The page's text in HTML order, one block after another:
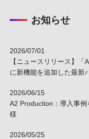
お知らせ
2026/07/01
【ニュースリリース】「
に新機能を追加した最新
2026/06/15
A2 Production：導入事
様
2026/05/25